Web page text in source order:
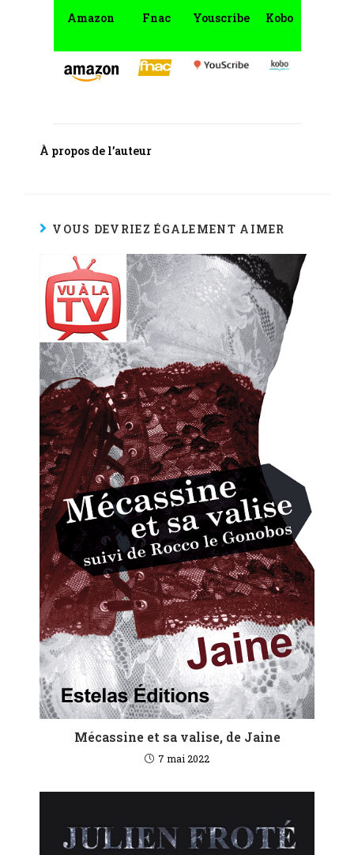
Amazon Fnac Youscribe Kobo
À propos de l’auteur
VOUS DEVRIEZ ÉGALEMENT AIMER
Mécassine et sa valise, de Jaine
7 mai 2022